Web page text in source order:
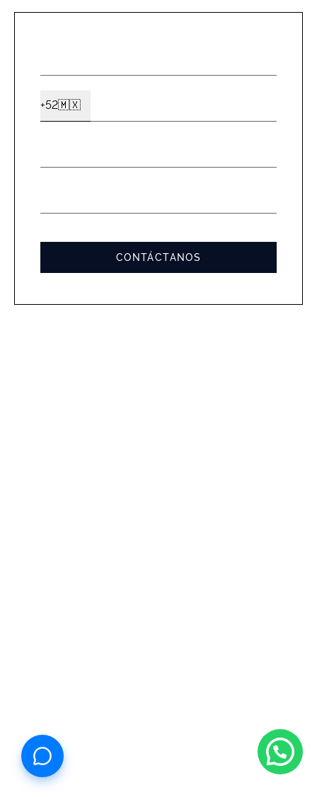
Ext2
+52🇲🇽
CONTÁCTANOS